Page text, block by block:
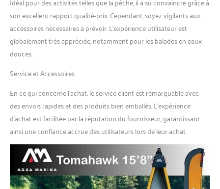
son excellent rapport qualité-prix. Cependant, soyez vigilants aux
accessoires nécessaires à prévoir. L’expérience utilisateur est
globalement très appréciée, notamment pour les balades en eaux
douces.
Service et Accessoires
En ce qui concerne l’achat, le service client est remarquable avec
des envois rapides et des produits bien emballés. L’expérience
d’achat est facilitée par la réputation du fournisseur, garantissant
ainsi une confiance accrue des utilisateurs lors de leur achat.